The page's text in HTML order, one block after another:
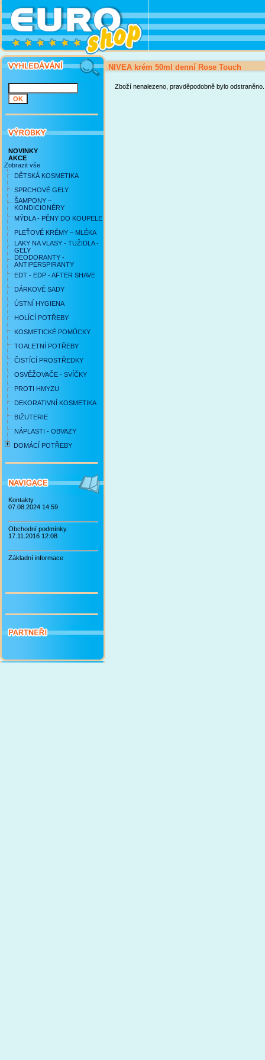
NOVINKY
AKCE
Zobrazit vše
DĚTSKÁ KOSMETIKA
SPRCHOVÉ GELY
ŠAMPONY –
KONDICIONÉRY
MÝDLA - PĚNY DO KOUPELE
PLEŤOVÉ KRÉMY – MLÉKA
LAKY NA VLASY - TUŽIDLA -
GELY
DEODORANTY -
ANTIPERSPIRANTY
EDT - EDP - AFTER SHAVE
DÁRKOVÉ SADY
ÚSTNÍ HYGIENA
HOLÍCÍ POTŘEBY
KOSMETICKÉ POMŮCKY
TOALETNÍ POTŘEBY
ČISTÍCÍ PROSTŘEDKY
OSVĚŽOVAČE - SVÍČKY
PROTI HMYZU
DEKORATIVNÍ KOSMETIKA
BIŽUTERIE
NÁPLASTI - OBVAZY
DOMÁCÍ POTŘEBY
Kontakty
07.08.2024 14:59
Obchodní podmínky
17.11.2016 12:08
Základní informace
NIVEA krém 50ml denní Rose Touch
Zboží nenalezeno, pravděpodobně bylo odstraněno.